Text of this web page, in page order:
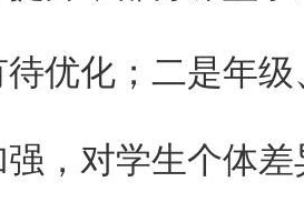
优化；二是年
，对学生个体